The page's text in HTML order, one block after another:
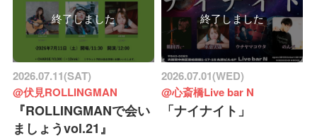
終了しました
2026.07.11(SAT)
@伏見ROLLINGMAN
『ROLLINGMANで会い
ましょうvol.21』
終了しました
2026.07.01(WED)
@心斎橋Live bar N
「ナイナイト」